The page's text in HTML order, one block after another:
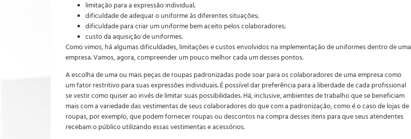
limitação para a expressão individual;
dificuldade de adequar o uniforme às diferentes situações;
dificuldade para criar um uniforme bem aceito pelos colaboradores;
custo da aquisição de uniformes.
Como vimos, há algumas dificuldades, limitações e custos envolvidos na implementação de uniformes dentro de uma
empresa. Vamos, agora, compreender um pouco melhor cada um desses pontos.
A escolha de uma ou mais peças de roupas padronizadas pode soar para os colaboradores de uma empresa como
um fator restritivo para suas expressões individuais. É possível dar preferência para a liberdade de cada profissional
se vestir como quiser ao invés de limitar suas possibilidades. Há, inclusive, ambientes de trabalho que se beneficiam
mais com a variedade das vestimentas de seus colaboradores do que com a padronização, como é o caso de lojas de
roupas, por exemplo, que podem fornecer roupas ou descontos na compra desses itens para que seus atendentes
recebam o público utilizando essas vestimentas e acessórios.